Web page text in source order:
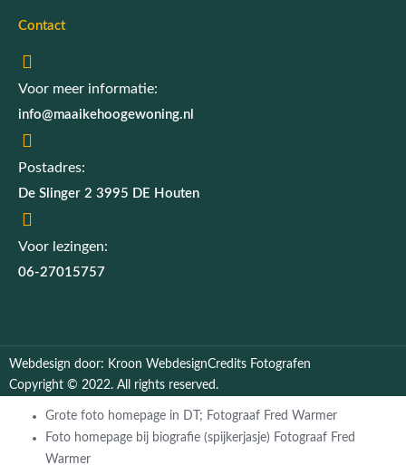
Contact
Voor meer informatie:
info@maaikehoogewoning.nl
Postadres:
De Slinger 2 3995 DE Houten
Voor lezingen:
06-27015757
Webdesign door: Kroon WebdesignCredits Fotografen
Copyright © 2022. All rights reserved.
Grote foto homepage in DT; Fotograaf Fred Warmer
Foto homepage bij biografie (spijkerjasje) Fotograaf Fred
Warmer